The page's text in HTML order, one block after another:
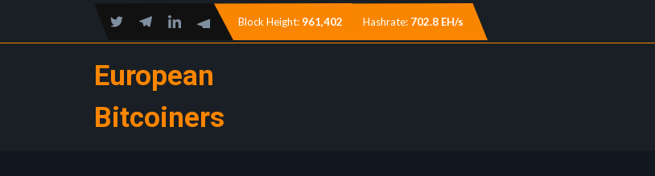
Block Height: 961,402 Hashrate: 702.8 EH/s
European
Bitcoiners